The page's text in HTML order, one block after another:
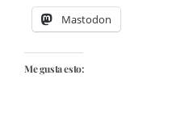
Mastodon
Me gusta esto: